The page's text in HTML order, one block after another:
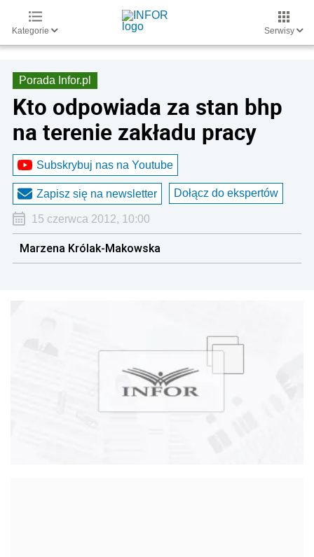
Kategorie Serwisy
Porada Infor.pl
Kto odpowiada za stan bhp
na terenie zakładu pracy
Subskrybuj nas na Youtube
Zapisz się na newsletter Dołącz do ekspertów
15 czerwca 2012, 10:00
Marzena Królak-Makowska